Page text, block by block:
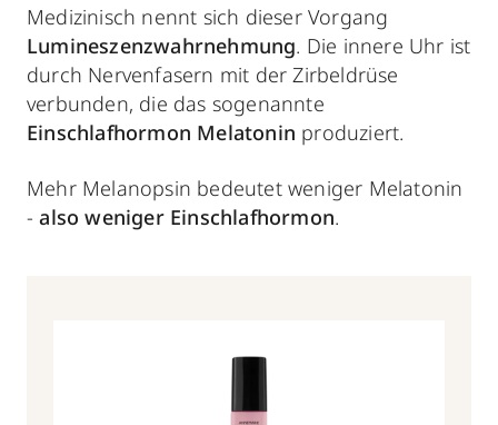
Medizinisch nennt sich dieser Vorgang
Lumineszenzwahrnehmung. Die innere Uhr ist
durch Nervenfasern mit der Zirbeldrüse
verbunden, die das sogenannte
Einschlafhormon Melatonin produziert.
Mehr Melanopsin bedeutet weniger Melatonin
-also weniger Einschlafhormon.